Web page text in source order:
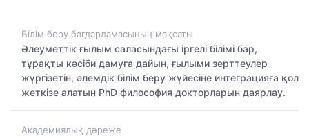
Білім беру бағдарламасының мақсаты
Әлеуметтік ғылым саласындағы іргелі білімі бар,
тұрақты кәсіби дамуға дайын, ғылыми зерттеулер
жүргізетін, әлемдік білім беру жүйесіне интеграцияға қол
жеткізе алатын PhD философия докторларын даярлау.
Академиялық дәреже